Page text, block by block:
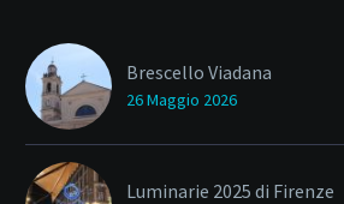
Brescello Viadana
26 Maggio 2026
Luminarie 2025 di Firenze